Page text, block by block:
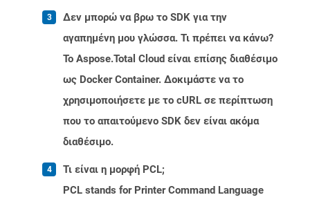
Δεν μπορώ να βρω το SDK για την
αγαπημένη μου γλώσσα. Τι πρέπει να κάνω?
Το Aspose.Total Cloud είναι επίσης διαθέσιμο
ως Docker Container. Δοκιμάστε να το
χρησιμοποιήσετε με το cURL σε περίπτωση
που το απαιτούμενο SDK δεν είναι ακόμα
διαθέσιμο.
Τι είναι η μορφή PCL;
PCL stands for Printer Command Language